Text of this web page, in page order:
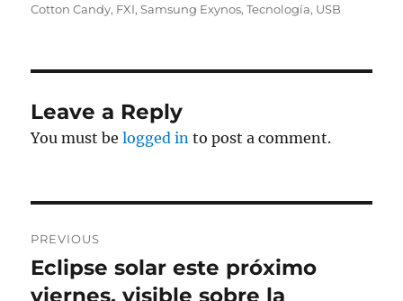
on
Cotton Candy, FXI,Samsung Exynos,Tecnología, USB
Leave a Reply
You must belogged in to post a comment.
navigation
PREVIOUS
Previous
post:
Eclipse solar este próximo
viernes, visible sobre la